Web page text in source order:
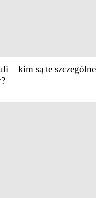
– kim są te szczególne